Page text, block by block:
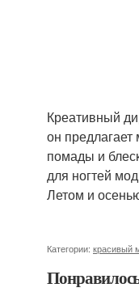
Креативный
он
помады и
для ногтей
Летом и
Категории: красивый